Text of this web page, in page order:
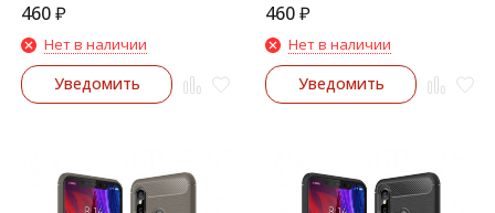
460₽
Нет в наличии
Уведомить
460₽
Нет в наличии
Уведомить